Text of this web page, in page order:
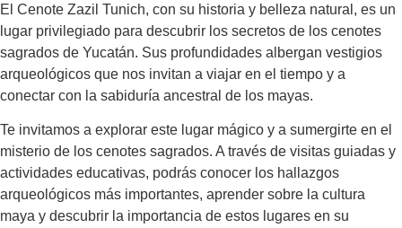
El Cenote Zazil Tunich, con su historia y belleza natural, es un
lugar privilegiado para descubrir los secretos de los cenotes
sagrados de Yucatán. Sus profundidades albergan vestigios
arqueológicos que nos invitan a viajar en el tiempo y a
conectar con la sabiduría ancestral de los mayas.
Te invitamos a explorar este lugar mágico y a sumergirte en el
misterio de los cenotes sagrados. A través de visitas guiadas y
actividades educativas, podrás conocer los hallazgos
arqueológicos más importantes, aprender sobre la cultura
maya y descubrir la importancia de estos lugares en su